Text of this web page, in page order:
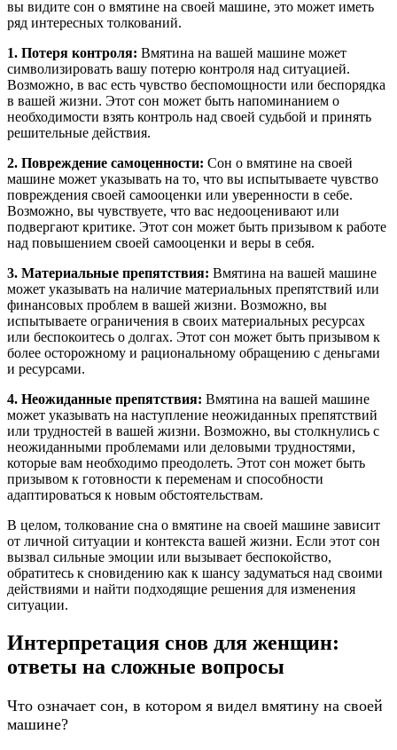
вы видите сон о вмятине на своей машине, это может иметь
ряд интересных толкований.
1. Потеря контроля: Вмятина на вашей машине может
символизировать вашу потерю контроля над ситуацией.
Возможно, в вас есть чувство беспомощности или беспорядка
в вашей жизни. Этот сон может быть напоминанием о
необходимости взять контроль над своей судьбой и принять
решительные действия.
2. Повреждение самоценности: Сон о вмятине на своей
машине может указывать на то, что вы испытываете чувство
повреждения своей самооценки или уверенности в себе.
Возможно, вы чувствуете, что вас недооценивают или
подвергают критике. Этот сон может быть призывом к работе
над повышением своей самооценки и веры в себя.
3. Материальные препятствия: Вмятина на вашей машине
может указывать на наличие материальных препятствий или
финансовых проблем в вашей жизни. Возможно, вы
испытываете ограничения в своих материальных ресурсах
или беспокоитесь о долгах. Этот сон может быть призывом к
более осторожному и рациональному обращению с деньгами
и ресурсами.
4. Неожиданные препятствия: Вмятина на вашей машине
может указывать на наступление неожиданных препятствий
или трудностей в вашей жизни. Возможно, вы столкнулись с
неожиданными проблемами или деловыми трудностями,
которые вам необходимо преодолеть. Этот сон может быть
призывом к готовности к переменам и способности
адаптироваться к новым обстоятельствам.
В целом, толкование сна о вмятине на своей машине зависит
от личной ситуации и контекста вашей жизни. Если этот сон
вызвал сильные эмоции или вызывает беспокойство,
обратитесь к сновидению как к шансу задуматься над своими
действиями и найти подходящие решения для изменения
ситуации.
Интерпретация снов для женщин:
ответы на сложные вопросы
Что означает сон, в котором я видел вмятину на своей
машине?